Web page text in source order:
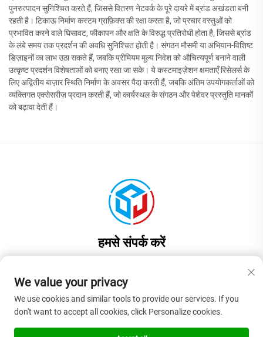
पुनरुत्पादन सुनिश्चित करते हैं, जिससे वितरण नेटवर्क के पूरे दायरे में ब्रांड अखंडता बनी
रहती है। टिकाऊ निर्माण कस्टम ग्राफ़िक्स की रक्षा करता है, जो प्रचार वस्तुओं को
प्रभावित करने वाले घिसावट, फीकापन और क्षति के विरुद्ध प्रतिरोधी होता है, जिससे ब्रांड
के लंबे समय तक प्रदर्शन की अवधि सुनिश्चित होती है। संगठन मौसमी या अभियान-विशिष्ट
डिज़ाइनों का लाभ उठा सकते हैं, जबकि प्रीमियम मूल्य निवेश को औचित्यपूर्ण बनाने वाली
उत्कृष्ट प्रदर्शन विशेषताओं को बनाए रखा जा सके। ये कस्टमाइज़ेशन क्षमताएँ रिसेलर्स के
लिए अद्वितीय बाज़ार स्थिति निर्माण के अवसर पैदा करती हैं, जबकि अंतिम उपयोगकर्ताओं को
व्यक्तिगत एक्सेसरीज़ प्रदान करती हैं, जो कार्यस्थल के संगठन और पेशेवर प्रस्तुति मानकों
को बढ़ावा देती हैं।
हमसे संपर्क करें
भवन 1, कमरा 201
फ़ोन:
+86-13922937958
ई-मेल:[email protected]
We value your privacy
We use cookies and similar tools to provide our services. If you
don't want to accept all cookies, click Personalize cookies.